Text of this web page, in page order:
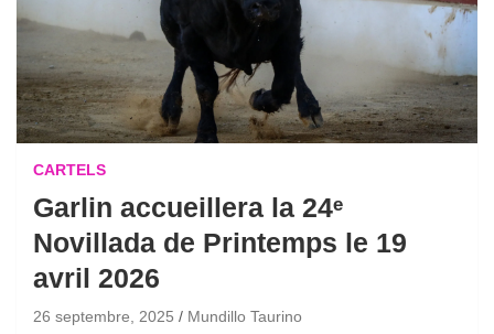
CARTELS
Garlin accueillera la 24ᵉ
Novillada de Printemps le 19
avril 2026
26 septembre, 2025 Mundillo Taurino